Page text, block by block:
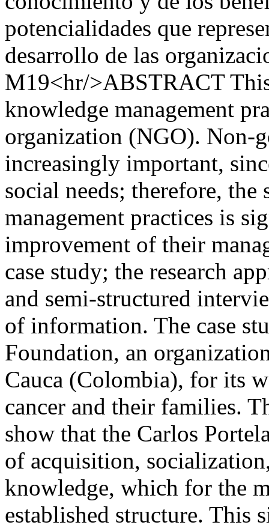
potencialidades que
desarrollo de las
M19<hr/>ABSTRACT
knowledge management
organization (NGO). Non-
increasingly important,
social needs; therefore,
management practices is
improvement of their
case study; the research
and semi-structured
of information. The case
Foundation, an
Cauca (Colombia), for its
cancer and their families.
show that the Carlos
of acquisition,
knowledge, which for the
established structure. This